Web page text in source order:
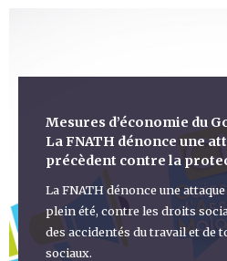
Mesures d’économie du
La FNATH dénonce une
précèdent contre la
La FNATH dénonce une
plein été, contre les droits
des accidentés du travail et de
sociaux.